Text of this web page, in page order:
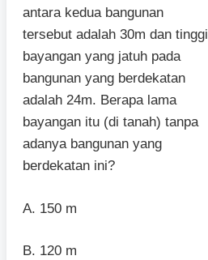
antara kedua bangunan
tersebut adalah 30m dan tinggi
bayangan yang jatuh pada
bangunan yang berdekatan
adalah 24m. Berapa lama
bayangan itu (di tanah) tanpa
adanya bangunan yang
berdekatan ini?
A. 150 m
B. 120 m